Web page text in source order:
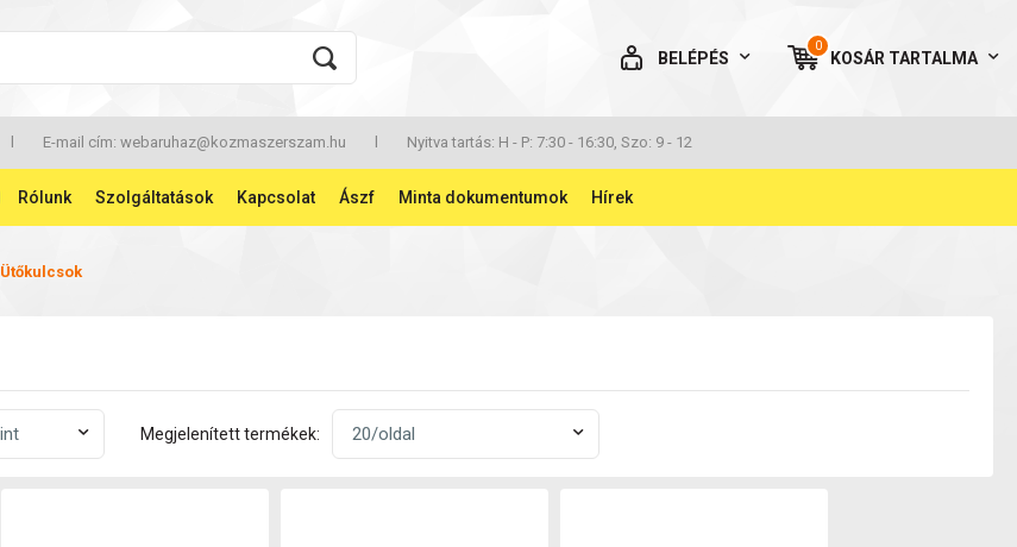
BELÉPÉS
0
KOSÁR TARTALMA
AZ ÖN KOSARA ÜRES
E-mail cím: webaruhaz@kozmaszerszam.hu Nyitva tartás: H - P: 7:30 - 16:30, Szo: 9 - 12
Rólunk Szolgáltatások Kapcsolat Ászf Minta dokumentumok Hírek
Ütőkulcsok
Megjelenített termékek: